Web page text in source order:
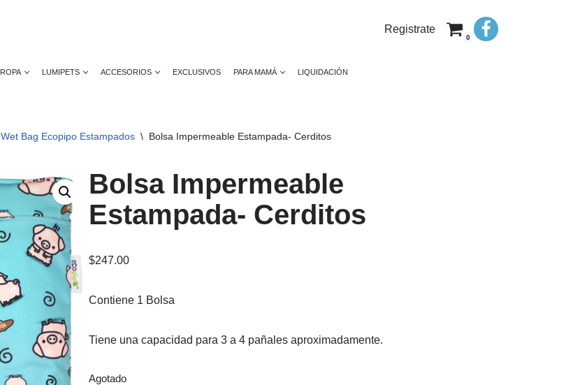
Registrate
0
ROPA LUMIPETS ACCESORIOS EXCLUSIVOS PARA MAMÁ LIQUIDACIÓN
Wet Bag Ecopipo Estampados \ Bolsa Impermeable Estampada- Cerditos
Bolsa Impermeable
Estampada- Cerditos
$247.00
Contiene 1 Bolsa
Tiene una capacidad para 3 a 4 pañales aproximadamente.
Agotado